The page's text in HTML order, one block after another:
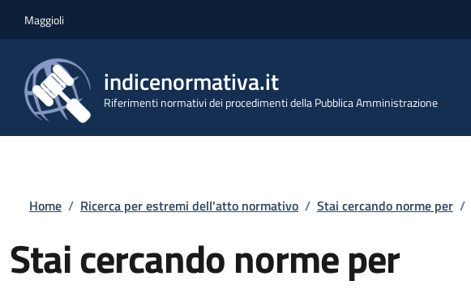
Maggioli
indicenormativa.it
Riferimenti normativi dei procedimenti della Pubblica Amministrazione
Briciole di pane
Home / Ricerca per estremi dell'atto normativo / Stai cercando norme per /
Stai cercando norme per